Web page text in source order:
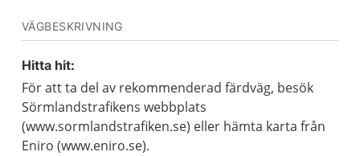
VÄGBESKRIVNING
Hitta hit:
För att ta del av rekommenderad färdväg, besök
Sörmlandstrafikens webbplats
(www.sormlandstrafiken.se) eller hämta karta från
Eniro (www.eniro.se).